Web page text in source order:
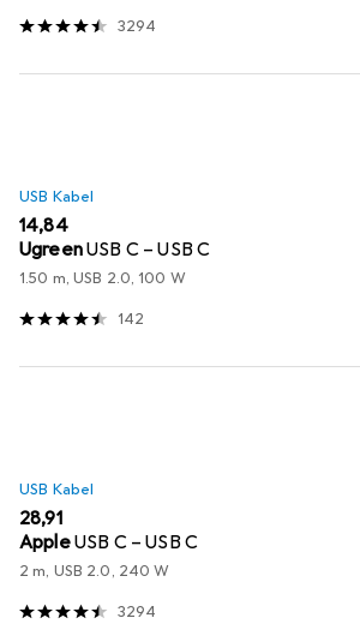
3294
USB Kabel
EUR
14,84
UgreenUSB C – USB C
1.50 m, USB 2.0, 100 W
142
USB Kabel
EUR
28,91
AppleUSB C – USB C
2 m, USB 2.0, 240 W
3294